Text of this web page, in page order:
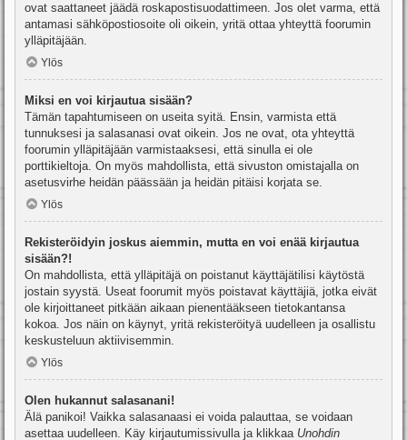
ovat saattaneet jäädä roskapostisuodattimeen. Jos olet varma, että
antamasi sähköpostiosoite oli oikein, yritä ottaa yhteyttä foorumin
ylläpitäjään.
Ylös
Miksi en voi kirjautua sisään?
Tämän tapahtumiseen on useita syitä. Ensin, varmista että
tunnuksesi ja salasanasi ovat oikein. Jos ne ovat, ota yhteyttä
foorumin ylläpitäjään varmistaaksesi, että sinulla ei ole
porttikieltoja. On myös mahdollista, että sivuston omistajalla on
asetusvirhe heidän päässään ja heidän pitäisi korjata se.
Ylös
Rekisteröidyin joskus aiemmin, mutta en voi enää kirjautua
sisään?!
On mahdollista, että ylläpitäjä on poistanut käyttäjätilisi käytöstä
jostain syystä. Useat foorumit myös poistavat käyttäjiä, jotka eivät
ole kirjoittaneet pitkään aikaan pienentääkseen tietokantansa
kokoa. Jos näin on käynyt, yritä rekisteröityä uudelleen ja osallistu
keskusteluun aktiivisemmin.
Ylös
Olen hukannut salasanani!
Älä panikoi! Vaikka salasanaasi ei voida palauttaa, se voidaan
asettaa uudelleen. Käy kirjautumissivulla ja klikkaa Unohdin